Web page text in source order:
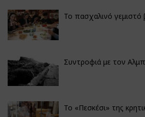
Το πασχαλινό γεμιστό
Συντροφιά με τον
Το «Πεσκέσι» της